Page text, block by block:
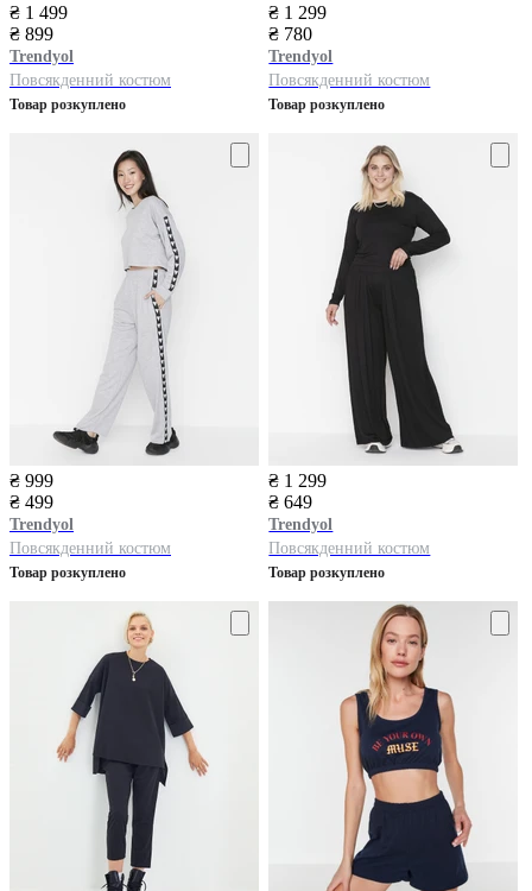
₴ 1 499
₴ 899
Trendyol
Повсякденний костюм
Товар розкуплено
₴ 1 299
₴ 780
Trendyol
Повсякденний костюм
Товар розкуплено
₴ 999
₴ 499
Trendyol
Повсякденний костюм
Товар розкуплено
₴ 1 299
₴ 649
Trendyol
Повсякденний костюм
Товар розкуплено